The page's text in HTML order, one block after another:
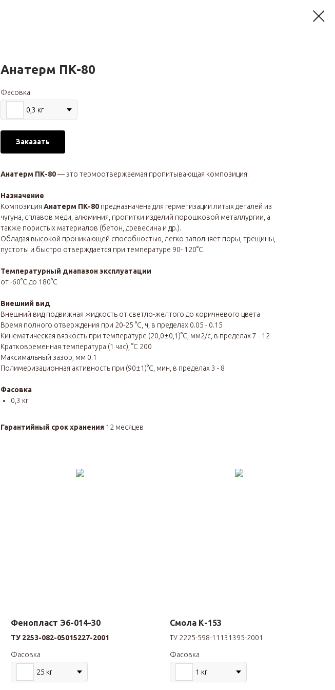
Анатерм ПК-80
Фасовка
0,3 кг
Заказать
Анатерм ПК-80— это термоотвержаемая пропитывающая композиция.
Назначение
Композиция Анатерм ПК-80 предназначена для герметизации литых деталей из
чугуна, сплавов меди, алюминия, пропитки изделий порошковой металлургии, а
также пористых материалов (бетон, древесина и др.).
Обладая высокой проникающей способностью, легко заполняет поры, трещины,
пустоты и быстро отверждается при температуре 90- 120°С.
Температурный диапазон эксплуатации
от -60°С до 180°С
Внешний вид
Внешний вид подвижная жидкость от светло-желтого до коричневого цвета
Время полного отверждения при 20-25 °С, ч, в пределах 0.05 - 0.15
Кинематическая вязкость при температуре (20,0±0,1)°С, мм2/с, в пределах 7 - 12
Кратковременная температура (1 час), °С 200
Максимальный зазор, мм 0.1
Полимеризационная активность при (90±1)°С, мин, в пределах 3 - 8
Фасовка
0,3 кг
Гарантийный срок хранения 12 месяцев
Фенопласт Э6-014-30
ТУ 2253-082-05015227-2001
Фасовка
25 кг
Смола К-153
ТУ 2225-598-11131395-2001
Фасовка
1 кг